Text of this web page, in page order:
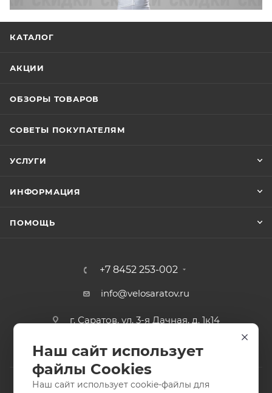
КАТАЛОГ
АКЦИИ
ОБЗОРЫ ТОВАРОВ
СОВЕТЫ ПОКУПАТЕЛЯМ
УСЛУГИ
ИНФОРМАЦИЯ
ПОМОЩЬ
+7 8452 253-002
info@velosaratov.ru
г. Саратов, ул. 3-я Дачная, д. 1к14
Наш сайт использует
файлы Cookies
Наш сайт использует cookie-файлы для